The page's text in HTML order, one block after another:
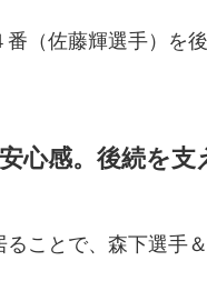
（佐藤輝選手）を
心感。後続を支
ことで、森下選手